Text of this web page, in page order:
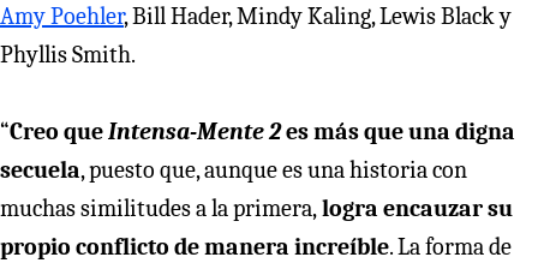
Amy Poehler, Bill Hader, Mindy Kaling, Lewis Black y
Phyllis Smith.
“Creo que Intensa-Mente 2es más que una digna
secuela, puesto que, aunque es una historia con
muchas similitudes a la primera, logra encauzar su
propio conflicto de manera increíble. La forma de